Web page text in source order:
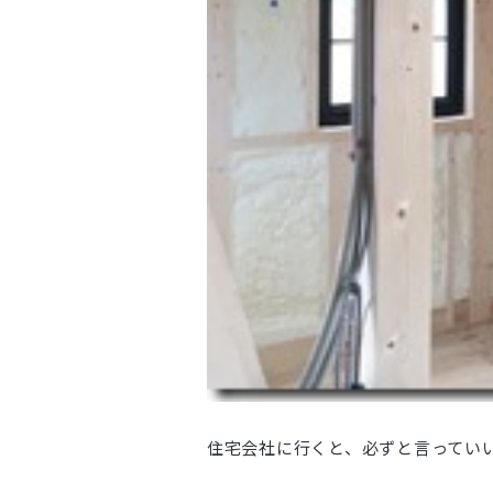
住宅会社に行くと、必ずと言ってい